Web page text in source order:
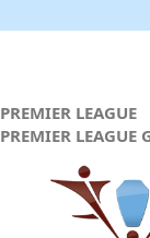
PREMIER LEAGUE
PREMIER LEAGUE